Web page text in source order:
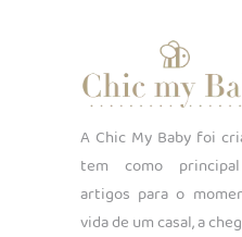
A Chic My Baby foi
tem como
artigos para o
vida de um casal, a